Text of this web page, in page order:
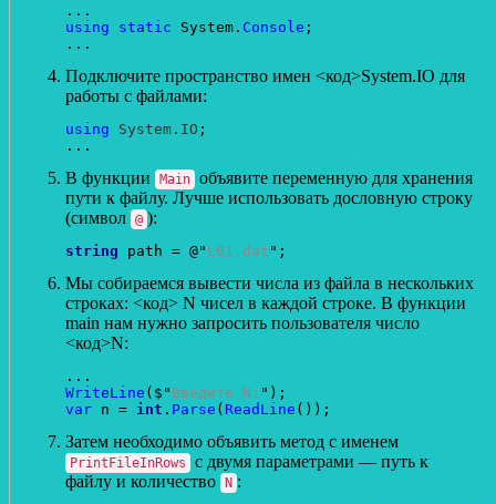
using static System. Console ;
Подключите пространство имен <код>System.IO для
работы с файлами:
using System.IO ;
В функции Main объявите переменную для хранения
пути к файлу. Лучше использовать дословную строку
(символ @ ):
string path = @" L01.dat
Мы собираемся вывести числа из файла в нескольких
строках: <код> N чисел в каждой строке. В функции
main нам нужно запросить пользователя число
<код>N:
WriteLine ($" Введите N:
var n = int . Parse ( ReadLine
Затем необходимо объявить метод с именем
PrintFileInRows
с двумя параметрами — путь к
файлу и количество N :